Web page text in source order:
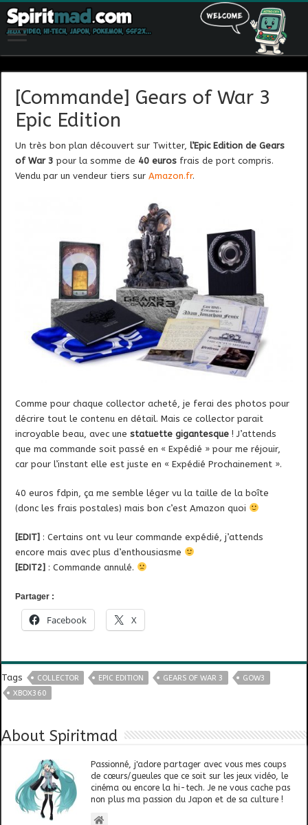
[Commande] Gears of War 3
Epic Edition
Un très bon plan découvert sur Twitter, l’Epic Edition de Gears
of War 3 pour la somme de 40 euros frais de port compris.
Vendu par un vendeur tiers surAmazon.fr.
Comme pour chaque collector acheté, je ferai des photos pour
décrire tout le contenu en détail. Mais ce collector parait
incroyable beau, avec unestatuette gigantesque ! J’attends
que ma commande soit passé en « Expédié » pour me réjouir,
car pour l’instant elle est juste en « Expédié Prochainement ».
40 euros fdpin, ça me semble léger vu la taille de la boîte
(donc les frais postales) mais bon c’est Amazon quoi
[EDIT] : Certains ont vu leur commande expédié, j’attends
encore mais avec plus d’enthousiasme
[EDIT2] : Commande annulé.
Partager :
Facebook X
Tags COLLECTOR EPIC EDITION GEARS OF WAR 3
GOW3
XBOX360
About Spiritmad
Passionné, j'adore partager avec vous mes coups
de cœurs/gueules que ce soit sur les jeux vidéo, le
cinéma ou encore la hi-tech. Je ne vous cache pas
non plus ma passion du Japon et de sa culture !